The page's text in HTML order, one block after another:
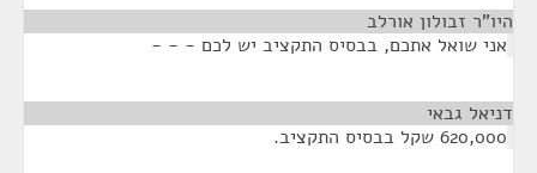
היו"ר זבולון אורלב
אני שואל אתכם, בבסיס התקציב יש לכם - - -
דניאל גבאי
620,000 שקל בבסיס התקציב.